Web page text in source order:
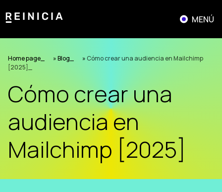
al
MENÚ
Home page »Blog » Cómo crear una audiencia en Mailchimp
[2025]
Cómo crear una
audiencia en
Mailchimp [2025]